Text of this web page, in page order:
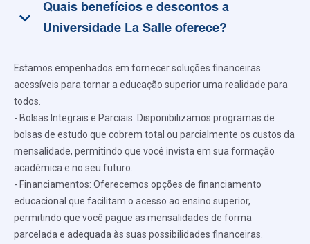
keyboard_arrow_down
Quais benefícios e descontos a
Universidade La Salle oferece?
Estamos empenhados em fornecer soluções financeiras
acessíveis para tornar a educação superior uma realidade para
todos.
- Bolsas Integrais e Parciais: Disponibilizamos programas de
bolsas de estudo que cobrem total ou parcialmente os custos da
mensalidade, permitindo que você invista em sua formação
acadêmica e no seu futuro.
- Financiamentos: Oferecemos opções de financiamento
educacional que facilitam o acesso ao ensino superior,
permitindo que você pague as mensalidades de forma
parcelada e adequada às suas possibilidades financeiras.